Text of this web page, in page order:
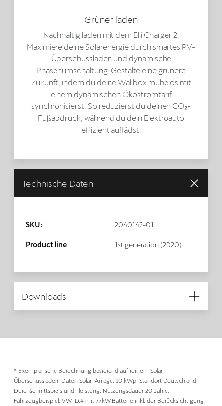
Grüner laden
Nachhaltig laden mit dem Elli Charger 2.
Maximiere deine Solarenergie durch smartes PV-
Überschussladen und dynamische
Phasenumschaltung. Gestalte eine grünere
Zukunft, indem du deine Wallbox mühelos mit
einem dynamischen Ökostromtarif
synchronisierst. So reduzierst du deinen CO₂-
Fußabdruck, während du dein Elektroauto
effizient auflädst.
Technische Daten
SKU: 2040142-01
Product line 1st generation (2020)
Downloads
* Exemplarische Berechnung basierend auf reinem Solar-
Überschussladen. Daten Solar-Anlage: 10 kWp, Standort Deutschland,
Durchschnittspreis und -leistung, Nutzungsdauer 20 Jahre.
Fahrzeugbeispiel: VW ID.4 mit 77kW Batterie inkl. der Berücksichtigung